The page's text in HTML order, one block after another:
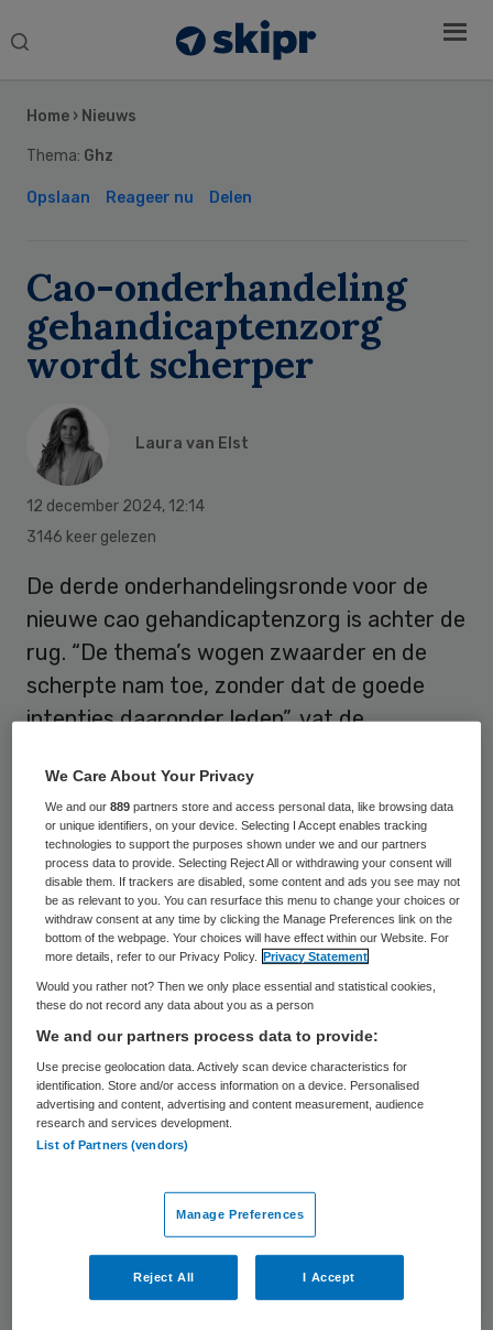
Search
Home › Nieuws
Thema: Ghz
Opslaan Reageer nu Delen
Cao-onderhandeling
gehandicaptenzorg
wordt scherper
Laura van Elst
12 december 2024, 12:14
3146 keer gelezen
De derde onderhandelingsronde voor de
nieuwe cao gehandicaptenzorg is achter de
rug. “De thema’s wogen zwaarder en de
scherpte nam toe, zonder dat de goede
intenties daaronder leden”, vat de
Gehandicaptenzorg Nederland (VGN) het
overleg samen.
De cao voor 190.000 werknemers in de
gehandicaptenzorg loopt eind dit jaar af.
Vakbonden en de VGN-
werkgeversdelegatie hebben op 2 en 10
december overlegd over de nieuwe cao. 2
december stond het maken van
procesafspraken over gezond en veilig
werken, scholing en ontwikkeling,
zeggenschap en verschillende
generatieregelingen centraal.
Roostering
Sidebar
We Care About Your Privacy
We and our889 partners store and access personal data, like browsing data
or unique identifiers, on your device. Selecting I Accept enables tracking
technologies to support the purposes shown under we and our partners
process data to provide. Selecting Reject All or withdrawing your consent will
disable them. If trackers are disabled, some content and ads you see may not
be as relevant to you. You can resurface this menu to change your choices or
withdraw consent at any time by clicking the Manage Preferences link on the
bottom of the webpage. Your choices will have effect within our Website. For
more details, refer to our Privacy Policy.
Privacy Statement
Would you rather not? Then we only place essential and statistical cookies,
these do not record any data about you as a person
We and our partners process data to provide:
Use precise geolocation data. Actively scan device characteristics for
identification. Store and/or access information on a device. Personalised
advertising and content, advertising and content measurement, audience
research and services development.
List of Partners (vendors)
Manage Preferences
Reject All I Accept